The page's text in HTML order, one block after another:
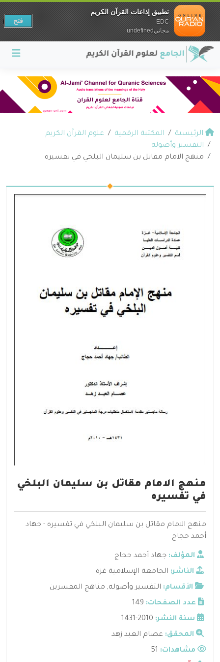
الرئيسية المكتبة الرقمية
علوم القرآن الكريم
التفسير وأصوله
منهج الامام مقاتل بن سليمان البلخي في تفسيره
منهج الامام مقاتل بن سليمان البلخي
في تفسيره
منهج الامام مقاتل بن سليمان البلخي في تفسيره - جهاد
أحمد حجاج
المؤلف: جهاد أحمد حجاج
الناشر: الجامعة الإسلامية غزة
الأقسام: التفسير وأصوله, مناهج المفسرين
عدد الصفحات: 149
سنة النشر: 2010-1431
المحقق: عصام العبد زهد
مشاهدات:
تطبيق إذاعات القرآن الكريم
EDC
مجانيundefined
فتح